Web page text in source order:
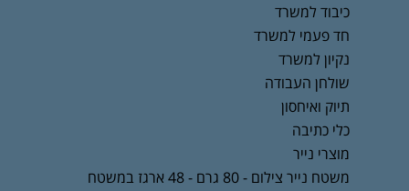
כיבוד למשרד
חד פעמי למשרד
נקיון למשרד
שולחן העבודה
תיוק ואיחסון
כלי כתיבה
מוצרי נייר
משטח נייר צילום - 80 גרם - 48 ארגז במשטח